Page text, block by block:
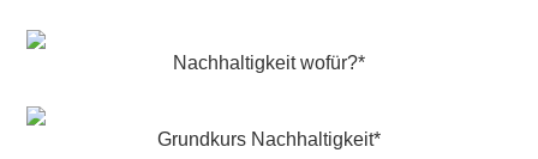
Nachhaltigkeit wofür?*
Grundkurs Nachhaltigkeit*